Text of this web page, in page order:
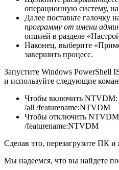
операционную систему,
Далее поставьте галочку
программу от имени
опцией в разделе
Наконец, выберите
завершить процесс.
Запустите Windows PowerShell
и используйте следующие
Чтобы включить NTVDM:
/all /featurename:NTVDM
Чтобы отключить
/featurename:NTVDM
Сделав это, перезагрузите ПК и
Мы надеемся, что вы найдете